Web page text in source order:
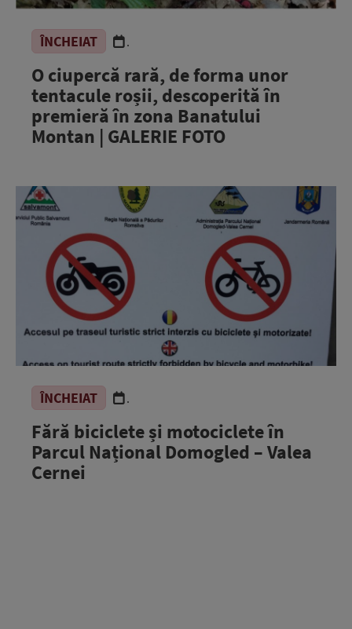
ÎNCHEIAT .
O ciupercă rară, de forma unor
tentacule roșii, descoperită în
premieră în zona Banatului
Montan | GALERIE FOTO
ÎNCHEIAT .
Fără biciclete și motociclete în
Parcul Național Domogled – Valea
Cernei